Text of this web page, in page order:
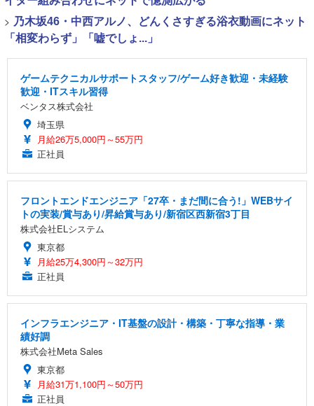
> 乃木坂46・中西アルノ、どんくさすぎる浴衣動画にネット
「相変わらず」「嘘でしょ...」
ゲームテクニカルサポートスタッフ/ゲーム好き歓迎・未経験
歓迎・ITスキル習得
ベンタス株式会社
埼玉県
月給26万5,000円～55万円
正社員
フロントエンドエンジニア「27卒・まだ間に合う!」WEBサイ
トの実装/賞与あり/昇給賞与あり/新宿区西新宿3丁目
株式会社ELシステム
東京都
月給25万4,300円～32万円
正社員
インフラエンジニア・IT基盤の設計・構築・丁寧な指導・業
績好調
株式会社Meta Sales
東京都
月給31万1,100円～50万円
正社員